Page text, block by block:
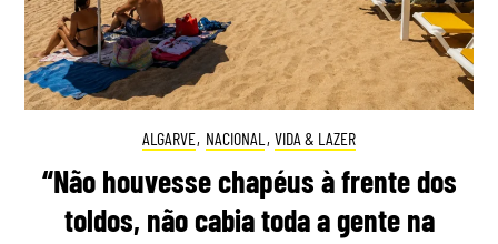
ALGARVE, NACIONAL , VIDA & LAZER
“Não houvesse chapéus à frente dos
toldos, não cabia toda a gente na